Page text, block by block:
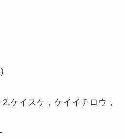
ケイスケ，ケイイチロウ，